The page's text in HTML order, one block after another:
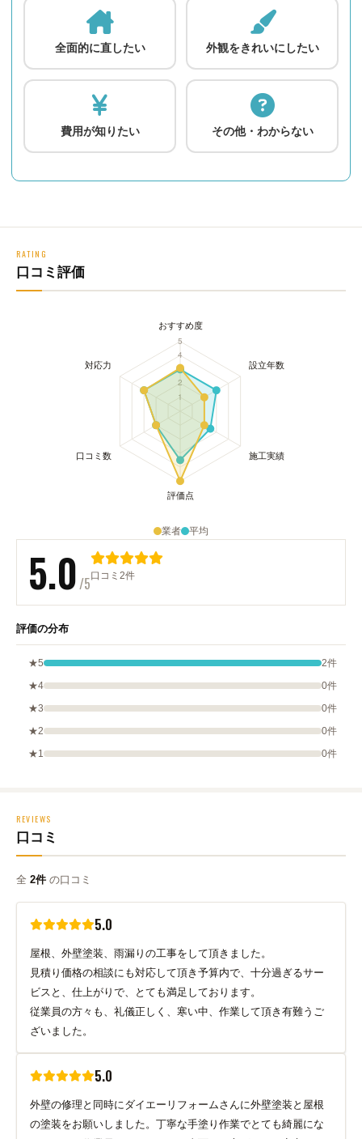
全面的に直したい 外観をきれいにしたい
費用が知りたい その他・わからない
RATING
口コミ評価
業者 平均
5.0 /5口コミ2件
評価の分布
★5
2件
★4
0件
★3
0件
★2
0件
★1
0件
REVIEWS
口コミ
全 2件 の口コミ
5.0
屋根、外壁塗装、雨漏りの工事をして頂きました。
見積り価格の相談にも対応して頂き予算内で、十分過ぎるサー
ビスと、仕上がりで、とても満足しております。
従業員の方々も、礼儀正しく、寒い中、作業して頂き有難うご
ざいました。
5.0
外壁の修理と同時にダイエーリフォームさんに外壁塗装と屋根
の塗装をお願いしました。丁寧な手塗り作業でとても綺麗にな